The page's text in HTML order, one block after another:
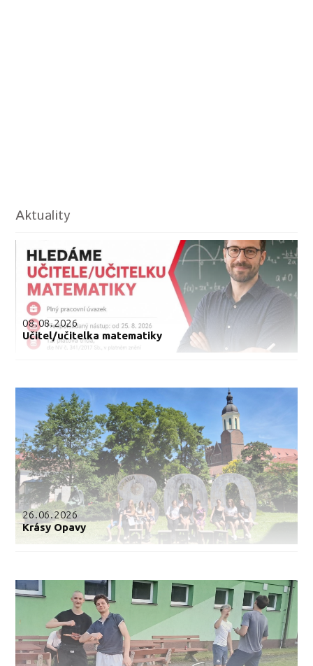
Aktuality
08.08.2026
Učitel/učitelka matematiky
26.06.2026
Krásy Opavy